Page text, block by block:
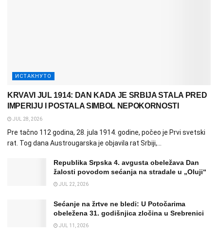
ИСТАКНУТО
KRVAVI JUL 1914: DAN KADA JE SRBIJA STALA PRED
IMPERIJU I POSTALA SIMBOL NEPOKORNOSTI
JUL 28, 2026
Pre tačno 112 godina, 28. jula 1914. godine, počeo je Prvi svetski
rat. Tog dana Austrougarska je objavila rat Srbiji,...
Republika Srpska 4. avgusta obeležava Dan
žalosti povodom sećanja na stradale u „Oluji“
JUL 22, 2026
Sećanje na žrtve ne bledi: U Potočarima
obeležena 31. godišnjica zločina u Srebrenici
JUL 11, 2026